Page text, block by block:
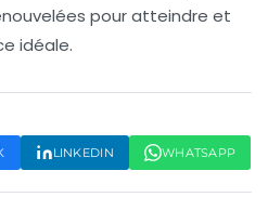
pour atteindre et
idéale.
LINKEDIN WHATSAPP